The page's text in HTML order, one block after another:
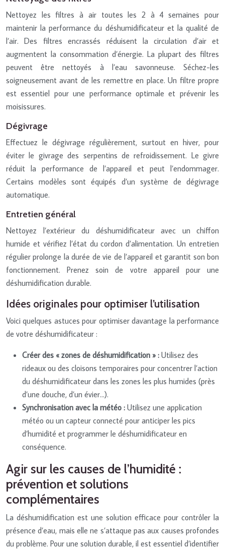
Nettoyez les filtres à air toutes les 2 à 4 semaines pour
maintenir la performance du déshumidificateur et la qualité de
l’air. Des filtres encrassés réduisent la circulation d’air et
augmentent la consommation d’énergie. La plupart des filtres
peuvent être nettoyés à l’eau savonneuse. Séchez-les
soigneusement avant de les remettre en place. Un filtre propre
est essentiel pour une performance optimale et prévenir les
moisissures.
Dégivrage
Effectuez le dégivrage régulièrement, surtout en hiver, pour
éviter le givrage des serpentins de refroidissement. Le givre
réduit la performance de l’appareil et peut l’endommager.
Certains modèles sont équipés d’un système de dégivrage
automatique.
Entretien général
Nettoyez l’extérieur du déshumidificateur avec un chiffon
humide et vérifiez l’état du cordon d’alimentation. Un entretien
régulier prolonge la durée de vie de l’appareil et garantit son bon
fonctionnement. Prenez soin de votre appareil pour une
déshumidification durable.
Idées originales pour optimiser l’utilisation
Voici quelques astuces pour optimiser davantage la performance
de votre déshumidificateur :
Créer des « zones de déshumidification » : Utilisez des
rideaux ou des cloisons temporaires pour concentrer l’action
du déshumidificateur dans les zones les plus humides (près
d’une douche, d’un évier…).
Synchronisation avec la météo : Utilisez une application
météo ou un capteur connecté pour anticiper les pics
d’humidité et programmer le déshumidificateur en
conséquence.
Agir sur les causes de l’humidité :
prévention et solutions
complémentaires
La déshumidification est une solution efficace pour contrôler la
présence d’eau, mais elle ne s’attaque pas aux causes profondes
du problème. Pour une solution durable, il est essentiel d’identifier